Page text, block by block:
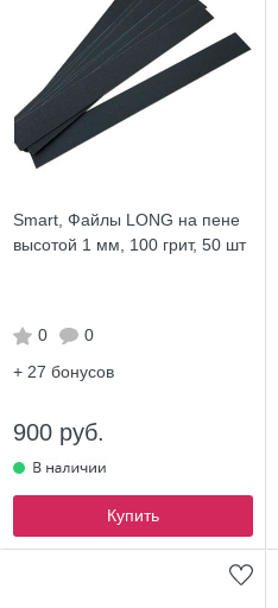
Smart, Файлы LONG на пене
высотой 1 мм, 100 грит, 50 шт
0
0
+ 27 бонусов
900 руб.
Купить